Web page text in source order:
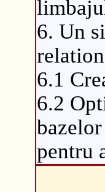
6. Un
6.1
6.2
pentru